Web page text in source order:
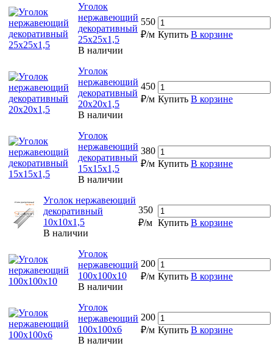
Уголок
нержавеющий
декоративный
25х25х1,5
В наличии
550
₽/м Купить В корзине
Уголок
нержавеющий
декоративный
20х20х1,5
В наличии
450
₽/м Купить В корзине
Уголок
нержавеющий
декоративный
15х15х1,5
В наличии
380
₽/м Купить В корзине
Уголок нержавеющий
декоративный
10х10х1,5
В наличии
350
₽/м Купить В корзине
Уголок
нержавеющий
100х100х10
В наличии
200
₽/м Купить В корзине
Уголок
нержавеющий
100х100х6
В наличии
200
₽/м Купить В корзине